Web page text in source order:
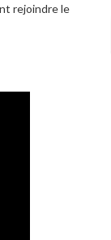
rejoindre le